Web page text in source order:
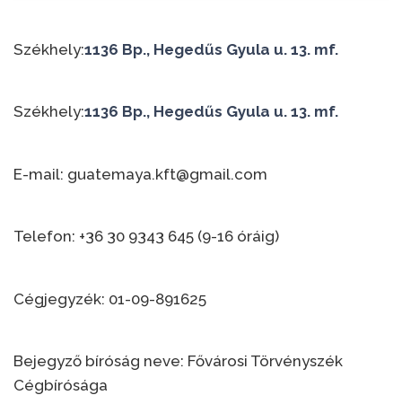
Székhely:1136 Bp., Hegedűs Gyula u. 13. mf.
Székhely:1136 Bp., Hegedűs Gyula u. 13. mf.
E-mail: guatemaya.kft@gmail.com
Telefon: +36 30 9343 645 (9-16 óráig)
Cégjegyzék: 01-09-891625
Bejegyző bíróság neve: Fővárosi Törvényszék
Cégbírósága